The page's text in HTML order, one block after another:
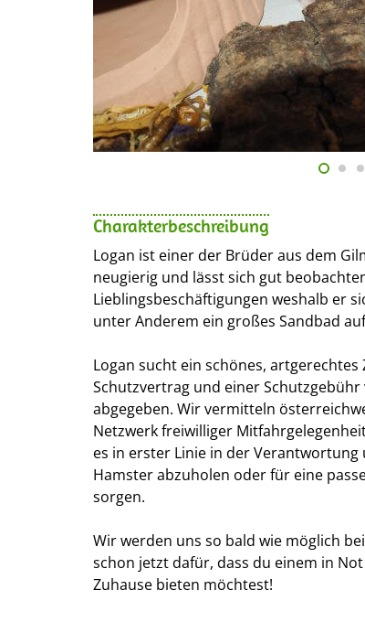
Charakterbeschreibung
Logan ist einer der Brüder aus dem
neugierig und lässt sich gut
Lieblingsbeschäftigungen weshalb er
unter Anderem ein großes Sandbad
Logan sucht ein schönes,
Schutzvertrag und einer
abgegeben. Wir vermitteln
Netzwerk freiwilliger
es in erster Linie in der
Hamster abzuholen oder für eine
sorgen.
Wir werden uns so bald wie möglich
schon jetzt dafür, dass du einem in
Zuhause bieten möchtest!